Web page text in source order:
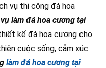
vụ thi công đá hoa
làm đá hoa cương tại
kế đá hoa cương cho
cuộc sống, cảm xúc
làm đá hoa cương tại